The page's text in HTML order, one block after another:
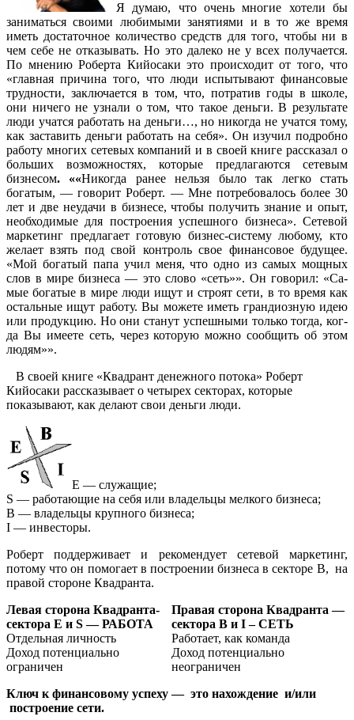
Я думаю, что очень многие хотели бы
заниматься своими любимыми занятиями и в то же время
иметь достаточное количество средств для того, чтобы ни в
чем себе не отказывать. Но это далеко не у всех получается.
По мнению Роберта Кийосаки это происходит от того, что
«главная причина того, что люди испытывают финансовые
трудности, заключается в том, что, потратив годы в школе,
они ничего не узнали о том, что такое деньги. В результате
люди учатся работать на деньги…, но никогда не учатся тому,
как заставить деньги работать на себя». Он изучил подробно
работу многих сетевых компаний и в своей книге рассказал о
боль­ших возможностях, которые предлагаются сетевым
бизнесом. ««Никогда ранее нельзя было так легко стать
богатым, — говорит Роберт. — Мне потребовалось более 30
лет и две неудачи в бизнесе, чтобы получить знание и опыт,
необходи­мые для построения успешного бизнеса». Сетевой
маркетинг предлагает готовую бизнес-систему любому, кто
желает взять под свой контроль свое финансовое будущее.
«Мой богатый папа учил меня, что одно из самых мощных
слов в мире бизнеса — это слово «сеть»». Он говорил: «Са­
мые богатые в мире люди ищут и строят сети, в то время как
остальные ищут работу. Вы можете иметь грандиозную идею
или продукцию. Но они станут успешными только тогда, ког­
да Вы имеете сеть, через которую можно сообщить об этом
людям»».
В своей книге «Квадрант денежного потока» Роберт
Кийосаки рассказывает о четырех секторах, которые
показывают, как делают свои деньги люди.
Е — служащие;
S — работающие на себя или владельцы мелкого бизнеса;
В — владельцы крупного бизнеса;
I — инвесторы.
Роберт поддержи­вает и рекомендует сетевой маркетинг,
потому что он помогает в построе­нии бизнеса в секторе В, на
правой стороне Квадранта.
Левая сторона Квадранта-
сектора E и S— РАБОТА
Отдельная личность
Доход потенциально
ограничен
Правая сторона Квадранта —
сектора B и I – СЕТЬ
Работает, как команда
Доход потенциально
неограничен
Ключ к финансовому успеху — это нахождение и/или
построение сети.